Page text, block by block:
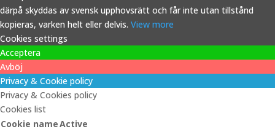
därpå skyddas av svensk upphovsrätt och får inte utan tillstånd
kopieras, varken helt eller delvis. View more
Cookies settings
Acceptera
Avböj
Privacy & Cookie policy
Privacy & Cookies policy
Cookies list
Cookie nameActive